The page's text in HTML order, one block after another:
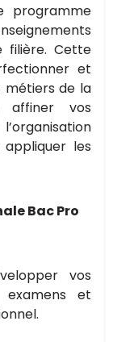
programme
filière. Cette
et
métiers de la
affiner vos
les
Bac Pro
vos
examens et